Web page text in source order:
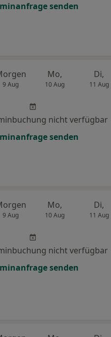
senden
9 Aug
Mo,
10 Aug
Di,
11 Aug
nicht verfügbar
senden
9 Aug
Mo,
10 Aug
Di,
11 Aug
nicht verfügbar
senden